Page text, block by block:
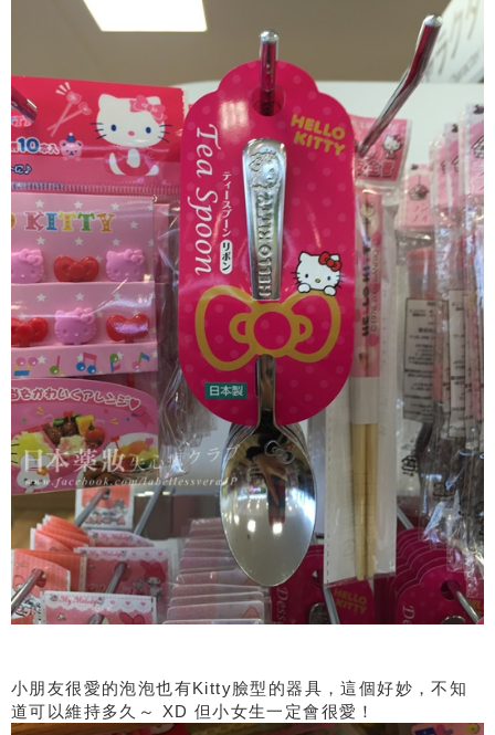
小朋友很愛的泡泡也有Kitty臉型的器具，這個好妙，不知
道可以維持多久～ XD 但小女生一定會很愛！